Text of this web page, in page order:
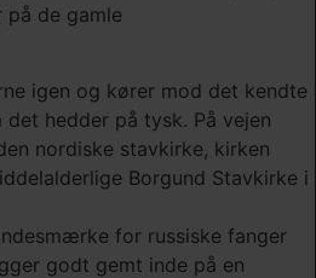
på de gamle
igen og kører mod det kendte
hedder på tysk. På vejen
nordiske stavkirke, kirken
Borgund Stavkirke i
for russiske fanger
godt gemt inde på en